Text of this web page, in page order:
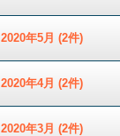
2020年5月 (2件)
2020年4月 (2件)
2020年3月 (2件)